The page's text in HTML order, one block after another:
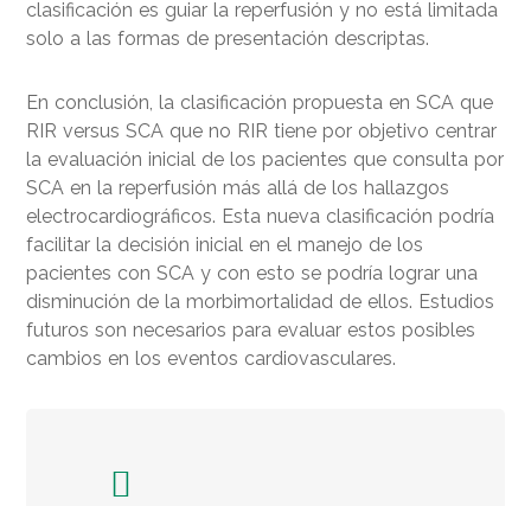
clasificación es guiar la reperfusión y no está limitada
solo a las formas de presentación descriptas.
En conclusión, la clasificación propuesta en SCA que
RIR versus SCA que no RIR tiene por objetivo centrar
la evaluación inicial de los pacientes que consulta por
SCA en la reperfusión más allá de los hallazgos
electrocardiográficos. Esta nueva clasificación podría
facilitar la decisión inicial en el manejo de los
pacientes con SCA y con esto se podría lograr una
disminución de la morbimortalidad de ellos. Estudios
futuros son necesarios para evaluar estos posibles
cambios en los eventos cardiovasculares.